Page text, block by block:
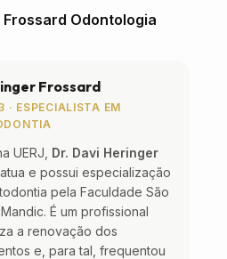
Odontologia
Frossard
· ESPECIALISTA EM
UERJ, Dr. Davi Heringer
atua e possui especialização
pela Faculdade São
É um profissional
a renovação dos
e, para tal, frequentou